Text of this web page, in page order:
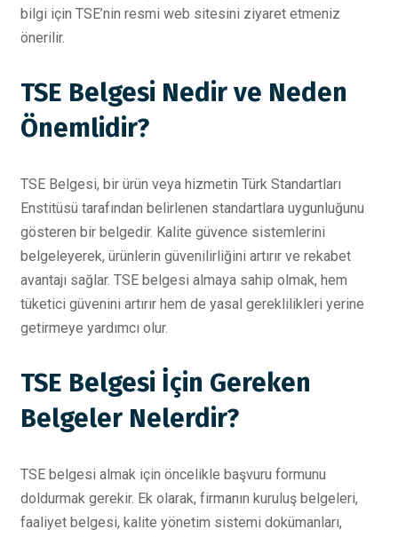
bilgi için TSE’nin resmi web sitesini ziyaret etmeniz
önerilir.
TSE Belgesi Nedir ve Neden
Önemlidir?
TSE Belgesi, bir ürün veya hizmetin Türk Standartları
Enstitüsü tarafından belirlenen standartlara uygunluğunu
gösteren bir belgedir. Kalite güvence sistemlerini
belgeleyerek, ürünlerin güvenilirliğini artırır ve rekabet
avantajı sağlar. TSE belgesi almaya sahip olmak, hem
tüketici güvenini artırır hem de yasal gereklilikleri yerine
getirmeye yardımcı olur.
TSE Belgesi İçin Gereken
Belgeler Nelerdir?
TSE belgesi almak için öncelikle başvuru formunu
doldurmak gerekir. Ek olarak, firmanın kuruluş belgeleri,
faaliyet belgesi, kalite yönetim sistemi dokümanları,